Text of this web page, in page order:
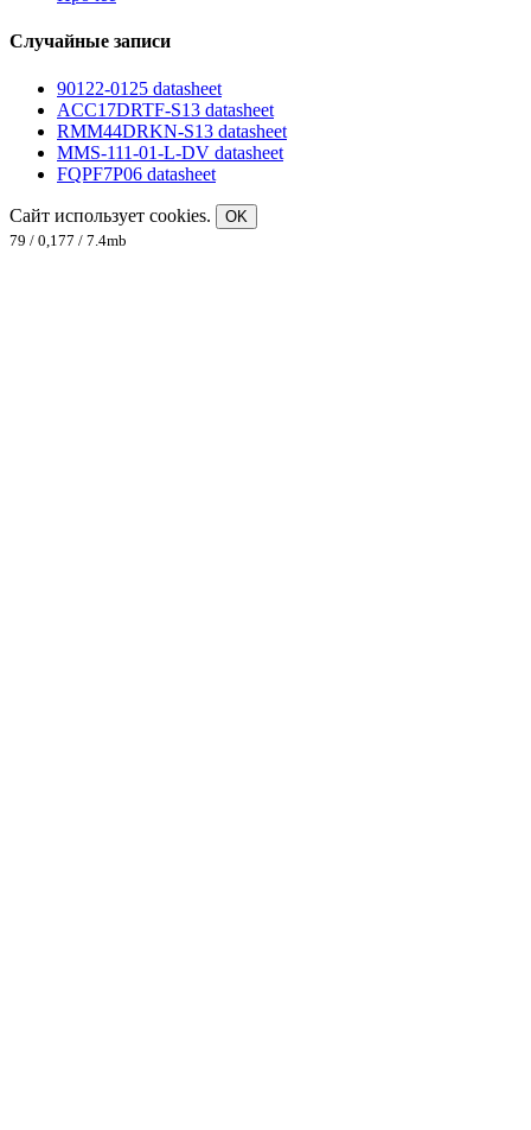
Случайные записи
90122-0125 datasheet
ACC17DRTF-S13 datasheet
RMM44DRKN-S13 datasheet
MMS-111-01-L-DV datasheet
FQPF7P06 datasheet
Сайт использует cookies.
OK
79 / 0,177 / 7.4mb